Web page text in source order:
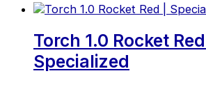
Torch 1.0 Rocket Red |
Specialized